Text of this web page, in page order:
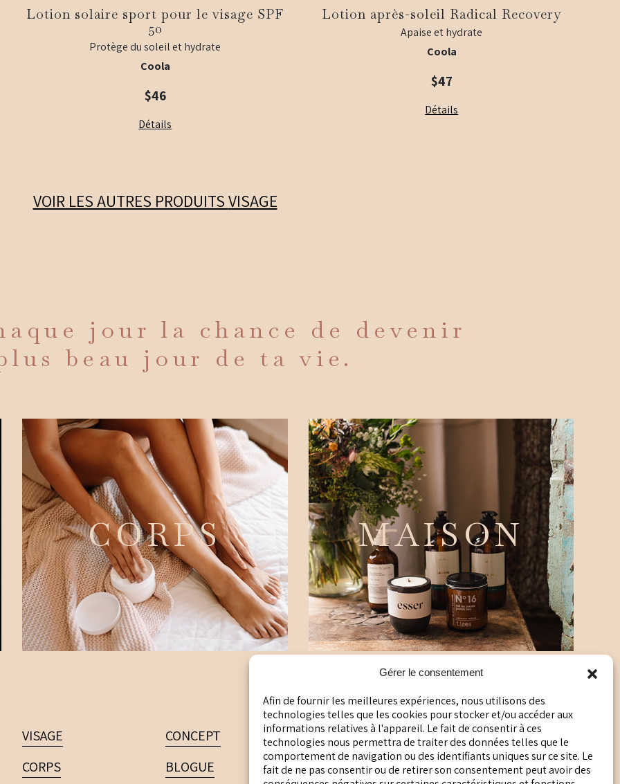
Gérer le consentement
Afin de fournir les meilleures expériences, nous utilisons des
technologies telles que les cookies pour stocker et/ou accéder aux
informations relatives à l'appareil. Le fait de consentir à ces
technologies nous permettra de traiter des données telles que le
comportement de navigation ou des identifiants uniques sur ce site. Le
fait de ne pas consentir ou de retirer son consentement peut avoir des
Lotion solaire sport pour le visage SPF
50
Protège du soleil et hydrate
Coola
$46
Détails
Lotion après-soleil Radical Recovery
Apaise et hydrate
Coola
$47
Détails
VOIR LES AUTRES PRODUITSVISAGE
jour la chance de devenir
beau jour de ta vie.
CORPS MAISON
VISAGE
CORPS
CONCEPT
BLOGUE
POLITIQUE DE CONFIDENTIALITÉ
POLITIQUE EN MATIÈRE DE COOKIES